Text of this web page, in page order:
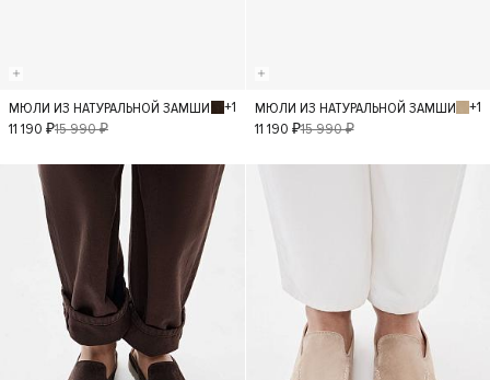
36 37
39
МЮЛИ ИЗ НАТУРАЛЬНОЙ ЗАМШИ
+1
11 190 ₽15 990 ₽ 36 37
39
40
МЮЛИ ИЗ НАТУРАЛЬНОЙ ЗАМШИ
+1
11 190 ₽15 990 ₽
- 40%